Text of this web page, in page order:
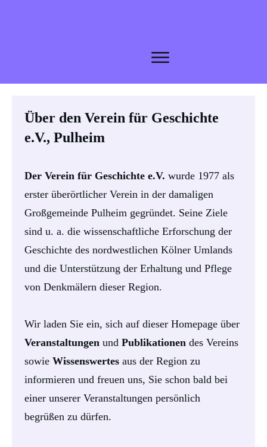
Über den Verein für Geschichte
e.V., Pulheim
Der Verein für Geschichte e.V. wurde 1977 als
erster überörtlicher Verein in der damaligen
Großgemeinde Pulheim gegründet. Seine Ziele
sind u. a. die wissenschaftliche Erforschung der
Geschichte des nordwestlichen Kölner Umlands
und die Unterstützung der Erhaltung und Pflege
von Denkmälern dieser Region.
Wir laden Sie ein, sich auf dieser Homepage über
Veranstaltungen und Publikationen des Vereins
sowie Wissenswertes aus der Region zu
informieren und freuen uns, Sie schon bald bei
einer unserer Veranstaltungen persönlich
begrüßen zu dürfen.